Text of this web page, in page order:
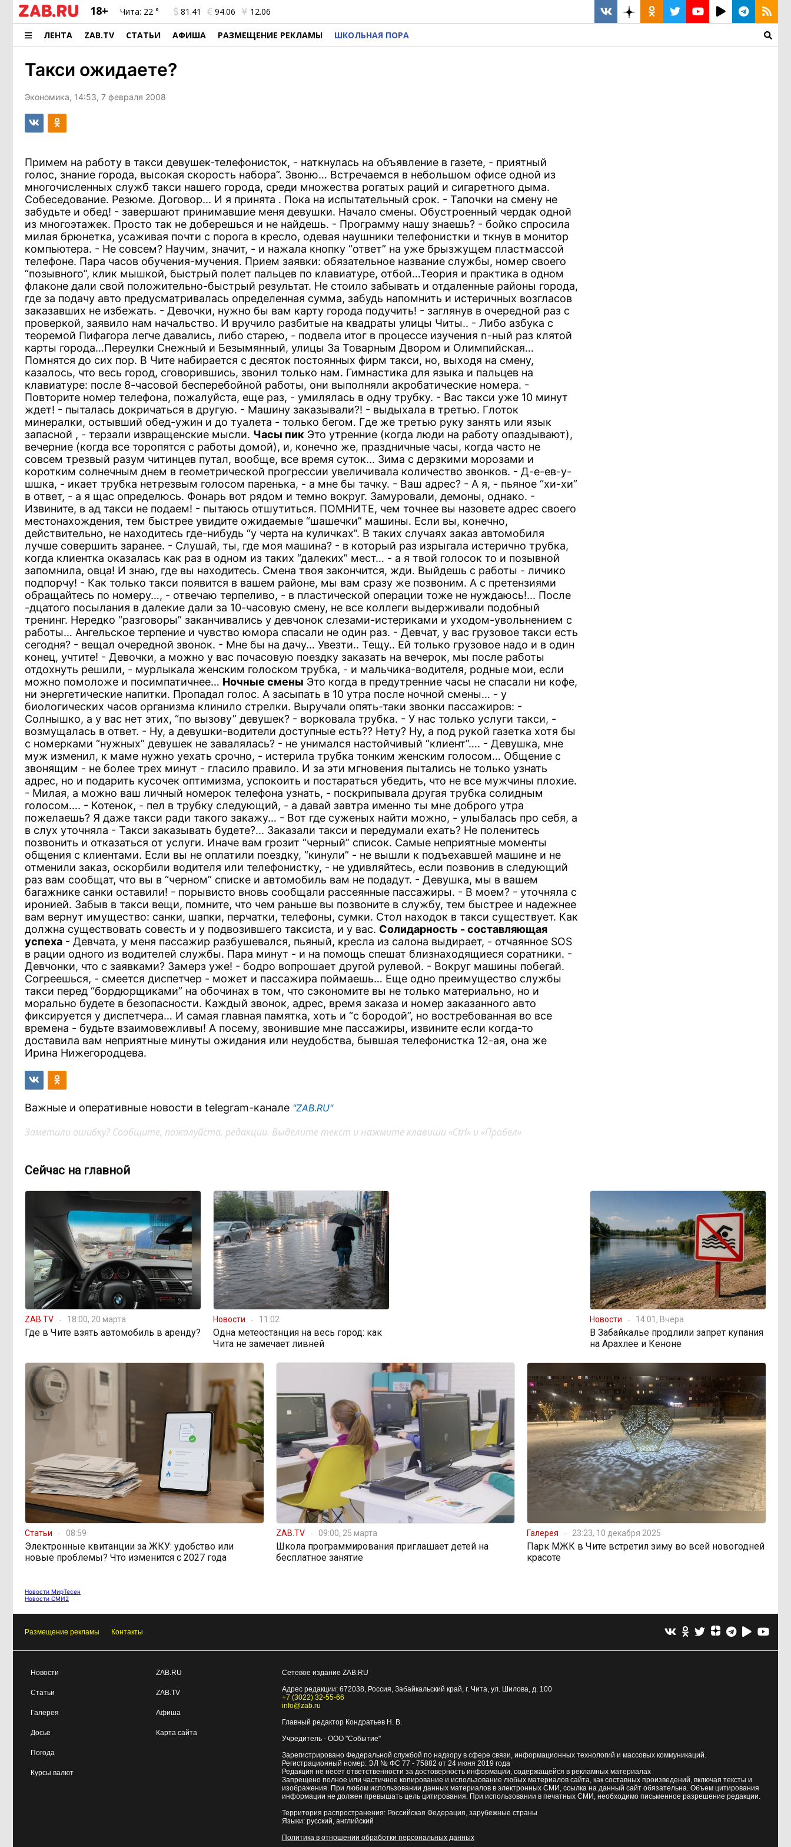
18+ Чита: 22 ° 81.41 94.06 12.06
ЛЕНТА ZAB.TV СТАТЬИ АФИША РАЗМЕЩЕНИЕ РЕКЛАМЫ ШКОЛЬНАЯ ПОРА
Такси ожидаете?
Экономика, 14:53, 7 февраля 2008
Примем на работу в такси девушек-телефонисток, - наткнулась на объявление в газете, - приятный
голос, знание города, высокая скорость набора”. Звоню… Встречаемся в небольшом офисе одной из
многочисленных служб такси нашего города, среди множества рогатых раций и сигаретного дыма.
Собеседование. Резюме. Договор... И я принята . Пока на испытательный срок. - Тапочки на смену не
забудьте и обед! - завершают принимавшие меня девушки. Начало смены. Обустроенный чердак одной
из многоэтажек. Просто так не доберешься и не найдешь. - Программу нашу знаешь? - бойко спросила
милая брюнетка, усаживая почти с порога в кресло, одевая наушники телефонистки и ткнув в монитор
компьютера. - Не совсем? Научим, значит, - и нажала кнопку “ответ” на уже брызжущем пластмассой
телефоне. Пара часов обучения-мучения. Прием заявки: обязательное название службы, номер своего
“позывного”, клик мышкой, быстрый полет пальцев по клавиатуре, отбой…Теория и практика в одном
флаконе дали свой положительно-быстрый результат. Не стоило забывать и отдаленные районы города,
где за подачу авто предусматривалась определенная сумма, забудь напомнить и истеричных возгласов
заказавших не избежать. - Девочки, нужно бы вам карту города подучить! - заглянув в очередной раз с
проверкой, заявило нам начальство. И вручило разбитые на квадраты улицы Читы.. - Либо азбука с
теоремой Пифагора легче давались, либо старею, - подвела итог в процессе изучения n-ный раз клятой
карты города…Переулки Снежный и Безымянный, улицы За Товарным Двором и Олимпийская…
Помнятся до сих пор. В Чите набирается с десяток постоянных фирм такси, но, выходя на смену,
казалось, что весь город, сговорившись, звонил только нам. Гимнастика для языка и пальцев на
клавиатуре: после 8-часовой бесперебойной работы, они выполняли акробатические номера. -
Повторите номер телефона, пожалуйста, еще раз, - умилялась в одну трубку. - Вас такси уже 10 минут
ждет! - пыталась докричаться в другую. - Машину заказывали?! - выдыхала в третью. Глоток
минералки, остывший обед-ужин и до туалета - только бегом. Где же третью руку занять или язык
запасной , - терзали извращенские мысли. Часы пик Это утренние (когда люди на работу опаздывают),
вечерние (когда все торопятся с работы домой), и, конечно же, праздничные часы, когда часто не
совсем трезвый разум читинцев путал, вообще, все время суток... Зима с дерзкими морозами и
коротким солнечным днем в геометрической прогрессии увеличивала количество звонков. - Д-е-ев-у-
шшка, - икает трубка нетрезвым голосом паренька, - а мне бы тачку. - Ваш адрес? - А я, - пьяное “хи-хи”
в ответ, - а я щас определюсь. Фонарь вот рядом и темно вокруг. Замуровали, демоны, однако. -
Извините, в ад такси не подаем! - пытаюсь отшутиться. ПОМНИТЕ, чем точнее вы назовете адрес своего
местонахождения, тем быстрее увидите ожидаемые “шашечки” машины. Если вы, конечно,
действительно, не находитесь где-нибудь “у черта на куличках”. В таких случаях заказ автомобиля
лучше совершить заранее. - Слушай, ты, где моя машина? - в который раз изрыгала истерично трубка,
когда клиентка оказалась как раз в одном из таких “далеких” мест… - а я твой голосок то и позывной
запомнила, овца! И знаю, где вы находитесь. Смена твоя закончится, жди. Выйдешь с работы - личико
подпорчу! - Как только такси появится в вашем районе, мы вам сразу же позвоним. А с претензиями
обращайтесь по номеру…, - отвечаю терпеливо, - в пластической операции тоже не нуждаюсь!... После
-дцатого посылания в далекие дали за 10-часовую смену, не все коллеги выдерживали подобный
тренинг. Нередко “разговоры” заканчивались у девчонок слезами-истериками и уходом-увольнением с
работы… Ангельское терпение и чувство юмора спасали не один раз. - Девчат, у вас грузовое такси есть
сегодня? - вещал очередной звонок. - Мне бы на дачу… Увезти.. Тещу.. Ей только грузовое надо и в один
конец, учтите! - Девочки, а можно у вас почасовую поездку заказать на вечерок, мы после работы
отдохнуть решили, - мурлыкала женским голоском трубка, - и мальчика-водителя, родные мои, если
можно помоложе и посимпатичнее… Ночные смены Это когда в предутренние часы не спасали ни кофе,
ни энергетические напитки. Пропадал голос. А засыпать в 10 утра после ночной смены… - у
биологических часов организма клинило стрелки. Выручали опять-таки звонки пассажиров: -
Солнышко, а у вас нет этих, “по вызову” девушек? - ворковала трубка. - У нас только услуги такси, -
возмущалась в ответ. - Ну, а девушки-водители доступные есть?? Нету? Ну, а под рукой газетка хотя бы
с номерками “нужных” девушек не завалялась? - не унимался настойчивый “клиент”…. - Девушка, мне
муж изменил, к маме нужно уехать срочно, - истерила трубка тонким женским голосом… Общение с
звонящим - не более трех минут - гласило правило. И за эти мгновения пытались не только узнать
адрес, но и подарить кусочек оптимизма, успокоить и постараться убедить, что не все мужчины плохие.
- Милая, а можно ваш личный номерок телефона узнать, - поскрипывала другая трубка солидным
голосом…. - Котенок, - пел в трубку следующий, - а давай завтра именно ты мне доброго утра
пожелаешь? Я даже такси ради такого закажу… - Вот где суженых найти можно, - улыбалась про себя, а
в слух уточняла - Такси заказывать будете?... Заказали такси и передумали ехать? Не поленитесь
позвонить и отказаться от услуги. Иначе вам грозит “черный” список. Самые неприятные моменты
общения с клиентами. Если вы не оплатили поездку, “кинули” - не вышли к подъехавшей машине и не
отменили заказ, оскорбили водителя или телефонистку, - не удивляйтесь, если позвонив в следующий
раз вам сообщат, что вы в “черном” списке и автомобиль вам не подадут. - Девушка, мы в вашем
багажнике санки оставили! - порывисто вновь сообщали рассеянные пассажиры. - В моем? - уточняла с
иронией. Забыв в такси вещи, помните, что чем раньше вы позвоните в службу, тем быстрее и надежнее
вам вернут имущество: санки, шапки, перчатки, телефоны, сумки. Стол находок в такси существует. Как
должна существовать совесть и у подвозившего таксиста, и у вас. Солидарность - составляющая
успеха - Девчата, у меня пассажир разбушевался, пьяный, кресла из салона выдирает, - отчаянное SOS
в рации одного из водителей службы. Пара минут - и на помощь спешат близнаходящиеся соратники. -
Девчонки, что с заявками? Замерз уже! - бодро вопрошает другой рулевой. - Вокруг машины побегай.
Согреешься, - смеется диспетчер - может и пассажира поймаешь… Еще одно преимущество службы
такси перед “бордюрщиками” на обочинах в том, что сэкономите вы не только материально, но и
морально будете в безопасности. Каждый звонок, адрес, время заказа и номер заказанного авто
фиксируется у диспетчера… И самая главная памятка, хоть и “с бородой”, но востребованная во все
времена - будьте взаимовежливы! А посему, звонившие мне пассажиры, извините если когда-то
доставила вам неприятные минуты ожидания или неудобства, бывшая телефонистка 12-ая, она же
Ирина Нижегородцева.
Важные и оперативные новости в telegram-канале "ZAB.RU"
Заметили ошибку? Сообщите, пожалуйста, редакции. Выделите текст и нажмите клавиши «Ctrl» и «Пробел»
Сейчас на главной
ZAB.TV 18:00, 20 марта
Где в Чите взять автомобиль в аренду?
Новости 11:02
Одна метеостанция на весь город: как
Чита не замечает ливней
Новости 14:01, Вчера
В Забайкалье продлили запрет купания
на Арахлее и Кеноне
Статьи 08:59
Электронные квитанции за ЖКУ: удобство или
новые проблемы? Что изменится с 2027 года
ZAB.TV 09:00, 25 марта
Школа программирования приглашает детей на
бесплатное занятие
Галерея 23:23, 10 декабря 2025
Парк МЖК в Чите встретил зиму во всей новогодней
красоте
Новости МирТесен
Новости СМИ2
Размещение рекламы Контакты
Новости
Статьи
Галерея
Досье
Погода
Курсы валют
ZAB.RU
ZAB.TV
Афиша
Карта сайта
Сетевое издание ZAB.RU
Адрес редакции: 672038, Россия, Забайкальский край, г. Чита, ул. Шилова, д. 100
+7 (3022) 32-55-66
info@zab.ru
Главный редактор Кондратьев Н. В.
Учредитель - ООО "Событие"
Зарегистрировано Федеральной службой по надзору в сфере связи, информационных технологий и массовых коммуникаций.
Регистрационный номер: ЭЛ № ФС 77 - 75882 от 24 июня 2019 года
Редакция не несет ответственности за достоверность информации, содержащейся в рекламных материалах
Запрещено полное или частичное копирование и использование любых материалов сайта, как составных произведений, включая тексты и
изображения. При любом использовании данных материалов в электронных СМИ, ссылка на данный сайт обязательна. Объем цитирования
информации не должен превышать цель цитирования. При использовании в печатных СМИ, необходимо письменное разрешение редакции.
Территория распространения: Российская Федерация, зарубежные страны
Языки: русский, английский
Политика в отношении обработки персональных данных